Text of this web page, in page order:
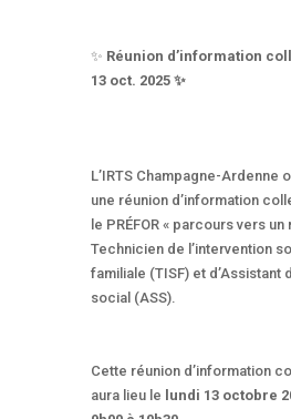
✨ Réunion d’information
13 oct. 2025 ✨
L’IRTS Champagne-Ardenne
une réunion d’information
le PRÉFOR « parcours vers
Technicien de l’intervention
familiale (TISF) et d’Assistant
social (ASS).
Cette réunion d’information
aura lieu le lundi 13 octobre